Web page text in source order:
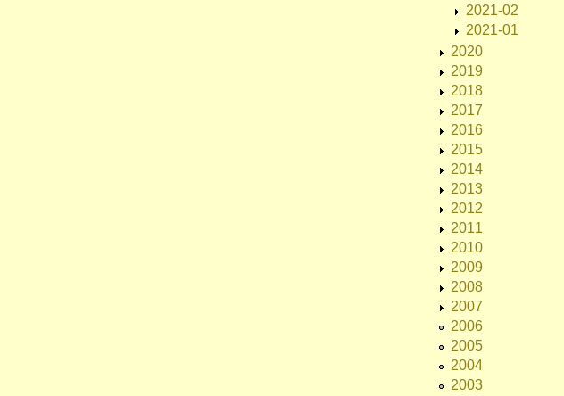
2021-02
2021-01
2020
2019
2018
2017
2016
2015
2014
2013
2012
2011
2010
2009
2008
2007
2006
2005
2004
2003